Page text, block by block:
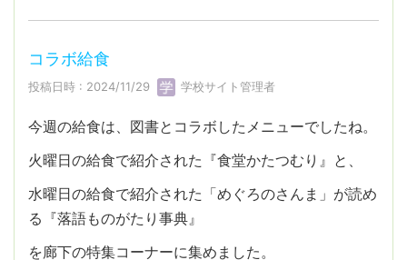
コラボ給食
投稿日時 : 2024/11/29 学校サイト管理者
今週の給食は、図書とコラボしたメニューでしたね。
火曜日の給食で紹介された『食堂かたつむり』と、
水曜日の給食で紹介された「めぐろのさんま」が読め
る『落語ものがたり事典』
を廊下の特集コーナーに集めました。